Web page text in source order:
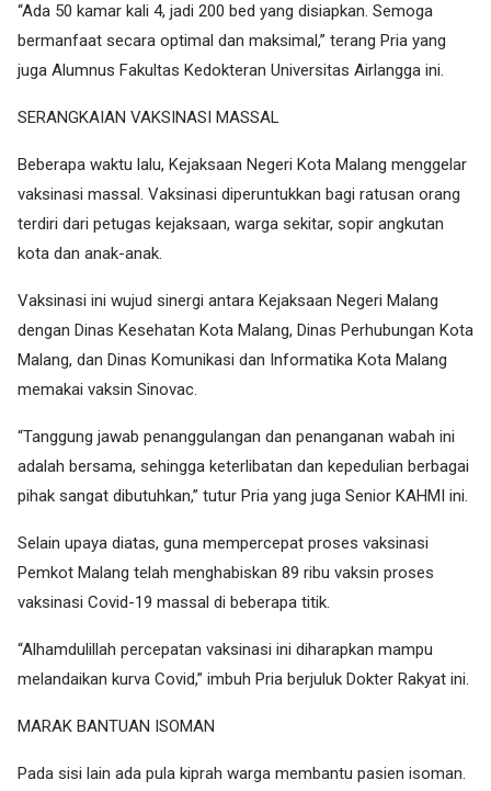
“Ada 50 kamar kali 4, jadi 200 bed yang disiapkan. Semoga
bermanfaat secara optimal dan maksimal,” terang Pria yang
juga Alumnus Fakultas Kedokteran Universitas Airlangga ini.
SERANGKAIAN VAKSINASI MASSAL
Beberapa waktu lalu, Kejaksaan Negeri Kota Malang menggelar
vaksinasi massal. Vaksinasi diperuntukkan bagi ratusan orang
terdiri dari petugas kejaksaan, warga sekitar, sopir angkutan
kota dan anak-anak.
Vaksinasi ini wujud sinergi antara Kejaksaan Negeri Malang
dengan Dinas Kesehatan Kota Malang, Dinas Perhubungan Kota
Malang, dan Dinas Komunikasi dan Informatika Kota Malang
memakai vaksin Sinovac.
“Tanggung jawab penanggulangan dan penanganan wabah ini
adalah bersama, sehingga keterlibatan dan kepedulian berbagai
pihak sangat dibutuhkan,” tutur Pria yang juga Senior KAHMI ini.
Selain upaya diatas, guna mempercepat proses vaksinasi
Pemkot Malang telah menghabiskan 89 ribu vaksin proses
vaksinasi Covid-19 massal di beberapa titik.
“Alhamdulillah percepatan vaksinasi ini diharapkan mampu
melandaikan kurva Covid,” imbuh Pria berjuluk Dokter Rakyat ini.
MARAK BANTUAN ISOMAN
Pada sisi lain ada pula kiprah warga membantu pasien isoman.